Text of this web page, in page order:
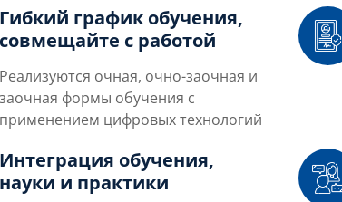
Гибкий график обучения,
совмещайте с работой
Реализуются очная, очно-заочная и
заочная формы обучения с
применением цифровых технологий
Интеграция обучения,
науки и практики